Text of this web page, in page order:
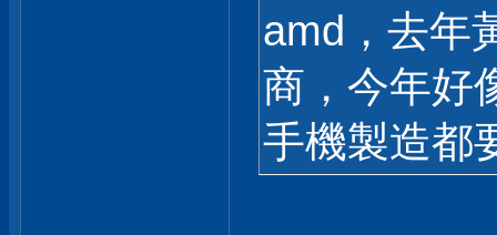
amd，去年
商，今年好
手機製造都